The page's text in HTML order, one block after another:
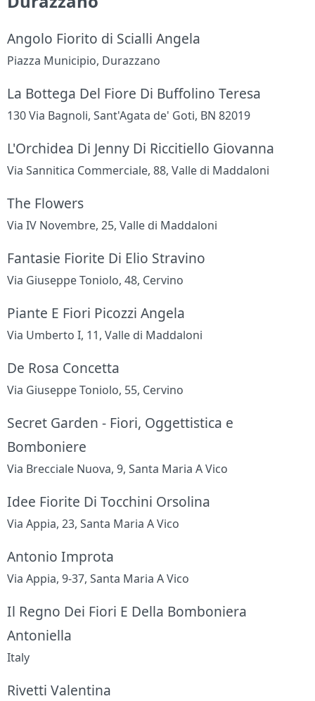
Angolo Fiorito di Scialli Angela
Piazza Municipio, Durazzano
La Bottega Del Fiore Di Buffolino Teresa
130 Via Bagnoli, Sant'Agata de' Goti, BN 82019
L'Orchidea Di Jenny Di Riccitiello Giovanna
Via Sannitica Commerciale, 88, Valle di Maddaloni
The Flowers
Via IV Novembre, 25, Valle di Maddaloni
Fantasie Fiorite Di Elio Stravino
Via Giuseppe Toniolo, 48, Cervino
Piante E Fiori Picozzi Angela
Via Umberto I, 11, Valle di Maddaloni
De Rosa Concetta
Via Giuseppe Toniolo, 55, Cervino
Secret Garden - Fiori, Oggettistica e
Bomboniere
Via Brecciale Nuova, 9, Santa Maria A Vico
Idee Fiorite Di Tocchini Orsolina
Via Appia, 23, Santa Maria A Vico
Antonio Improta
Via Appia, 9-37, Santa Maria A Vico
Il Regno Dei Fiori E Della Bomboniera
Antoniella
Italy
Rivetti Valentina